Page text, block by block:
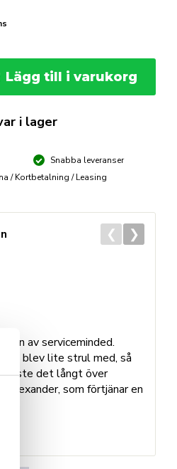
Lägg till i varukorg
i lager
Snabba leveranser
/ Kortbetalning / Leasing
av serviceminded.
det blev lite strul med, så
löste det långt över
Alexander, som förtjänar en
❮ ❯